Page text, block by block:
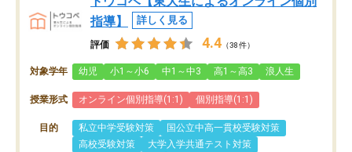
指導】
詳しく見る
評価 4.4 （38件）
対象学年 幼児 小1～小6 中1～中3 高1～高3 浪人生
授業形式 オンライン個別指導(1:1) 個別指導(1:1)
目的 私立中学受験対策
国公立中高一貫校受験対策
高校受験対策
大学入学共通テスト対策